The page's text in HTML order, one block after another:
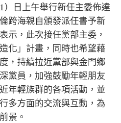
）日上午舉行新任主委佈達
跨海親自頒發派任書予新
示，此次接任黨部主委，
化」計畫，同時也希望藉
，持續拉近黨部與金門鄉
黨員，加強鼓勵年輕朋友
年輕族群的各項活動，並
多方面的交流與互動，為
景。